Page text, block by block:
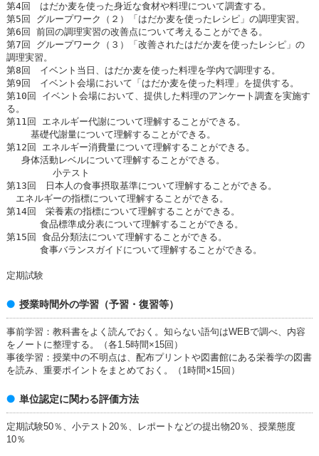
第4回 はだか麦を使った身近な食材や料理について調査する。
第5回 グループワーク（２）「はだか麦を使ったレシピ」の調理実習。
第6回 前回の調理実習の改善点について考えることができる。
第7回 グループワーク（３）「改善されたはだか麦を使ったレシピ」の
調理実習。
第8回 イベント当日、はだか麦を使った料理を学内で調理する。
第9回 イベント会場において「はだか麦を使った料理」を提供する。
第10回 イベント会場において、提供した料理のアンケート調査を実施す
る。
第11回 エネルギー代謝について理解することができる。
基礎代謝量について理解することができる。
第12回 エネルギー消費量について理解することができる。
身体活動レベルについて理解することができる。
小テスト
第13回 日本人の食事摂取基準について理解することができる。
エネルギーの指標について理解することができる。
第14回 栄養素の指標について理解することができる。
食品標準成分表について理解することができる。
第15回 食品分類法について理解することができる。
食事バランスガイドについて理解することができる。
定期試験
授業時間外の学習（予習・復習等）
事前学習：教科書をよく読んでおく。知らない語句はWEBで調べ、内容
をノートに整理する。（各1.5時間×15回）
事後学習：授業中の不明点は、配布プリントや図書館にある栄養学の図書
を読み、重要ポイントをまとめておく。（1時間×15回）
単位認定に関わる評価方法
定期試験50％、小テスト20％、レポートなどの提出物20％、授業態度
10％